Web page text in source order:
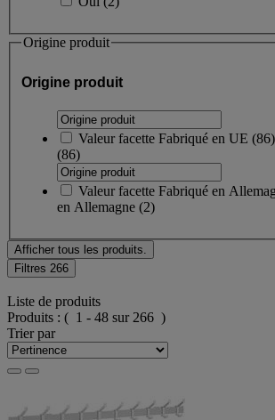
Origine produit
Origine produit
Valeur facette Fabriqué en UE (86)
(86)
Valeur facette Fabriqué en
en Allemagne (2)
Afficher tous les produits.
Filtres 266
Liste de produits
Produits : ( 1 - 48 sur 266 )
Trier par